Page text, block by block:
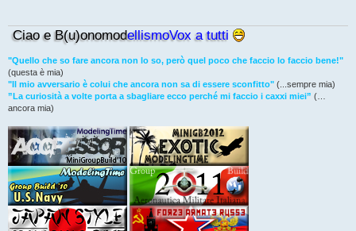
i
o
Ciao e B(u)onomodellismoVox a tutti
"Quello che so fare ancora non lo so, però quel poco che faccio lo faccio bene!"
(questa è mia)
"Il mio avversario è colui che ancora non sa di essere sconfitto" (...sempre mia)
”La curiosità a volte porta a sbagliare ecco perché mi faccio i caxxi miei” (…
ancora mia)